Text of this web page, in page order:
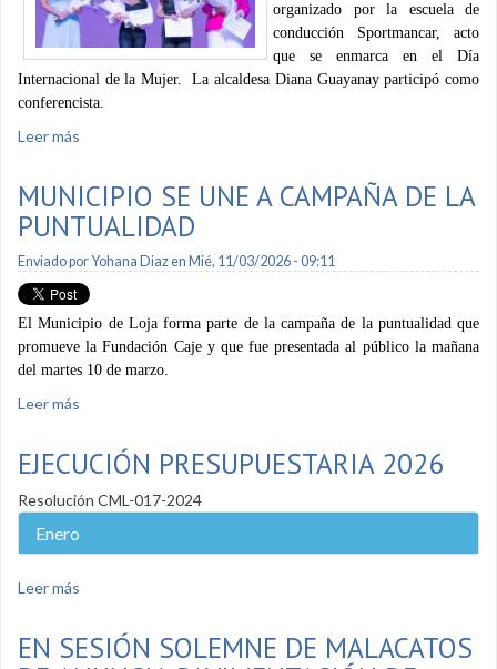
organizado por la escuela de
conducción Sportmancar, acto
que se enmarca en el Día
Internacional de la Mujer. La alcaldesa Diana Guayanay participó como
conferencista.
Leer más
MUNICIPIO SE UNE A CAMPAÑA DE LA
PUNTUALIDAD
Enviado porYohana Diazen Mié, 11/03/2026 - 09:11
El Municipio de Loja forma parte de la campaña de la puntualidad que
promueve la Fundación Caje y que fue presentada al público la mañana
del martes 10 de marzo.
Leer más
EJECUCIÓN PRESUPUESTARIA 2026
Resolución CML-017-2024
Enero
Leer más
EN SESIÓN SOLEMNE DE MALACATOS